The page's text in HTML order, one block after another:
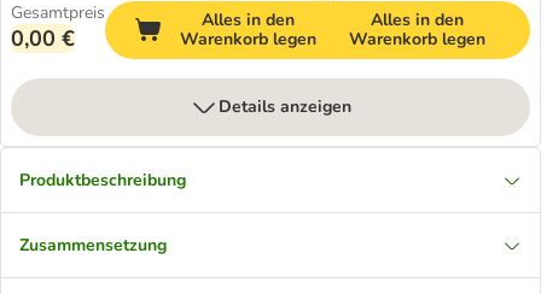
Gesamtpreis
0,00 €
Alles in den
Warenkorb legen
Alles in den
Warenkorb legen
Details anzeigen
Produktbeschreibung
Zusammensetzung